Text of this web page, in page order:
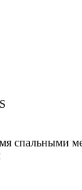
спальными